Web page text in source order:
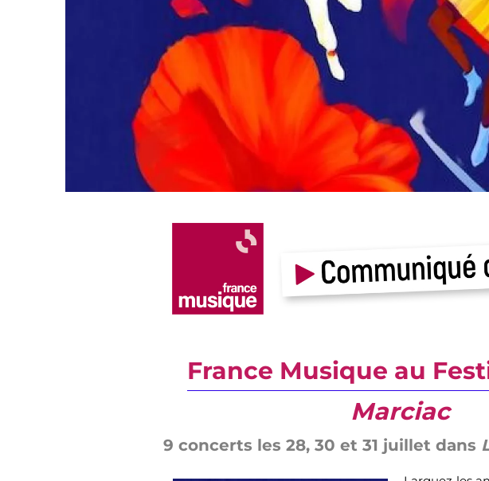
France Musique au
Marciac
9 concerts les 28, 30 et 31 juillet dans